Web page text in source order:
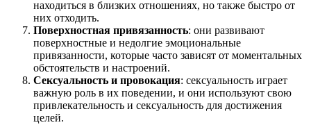
находиться в близких отношениях, но также быстро от
них отходить.
Поверхностная привязанность: они развивают
поверхностные и недолгие эмоциональные
привязанности, которые часто зависят от моментальных
обстоятельств и настроений.
Сексуальность и провокация: сексуальность играет
важную роль в их поведении, и они используют свою
привлекательность и сексуальность для достижения
целей.